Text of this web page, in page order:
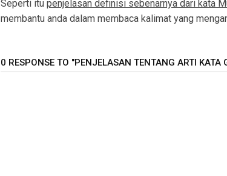
Seperti itu penjelasan definisi sebenarnya dari kata
membantu anda dalam membaca kalimat yang
0 RESPONSE TO "PENJELASAN TENTANG ARTI KATA